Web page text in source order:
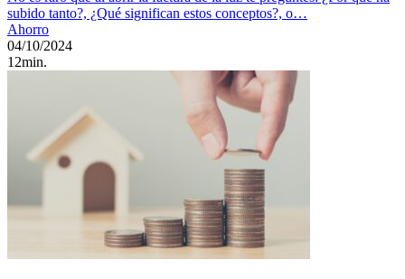
subido tanto?, ¿Qué significan estos conceptos?, o…
Ahorro
04/10/2024
12min.